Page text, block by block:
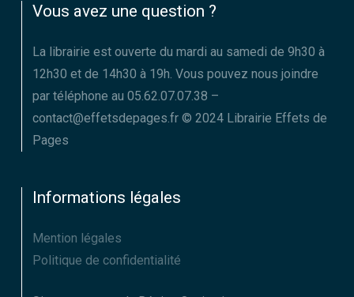
Vous avez une question ?
La librairie est ouverte du mardi au samedi de 9h30 à
12h30 et de 14h30 à 19h. Vous pouvez nous joindre
par téléphone au 05.62.07.07.38 –
contact@effetsdepages.fr © 2024 Librairie Effets de
Pages
Informations légales
Mention légales
Politique de confidentialité